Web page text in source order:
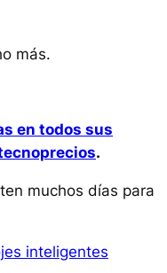
más.
en todos sus
.
muchos días para
inteligentes